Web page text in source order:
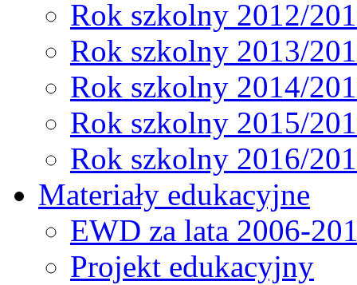
Rok szkolny 2012/
Rok szkolny 2013/
Rok szkolny 2014/
Rok szkolny 2015/
Rok szkolny 2016/
Materiały edukacyjne
EWD za lata 2006-
Projekt edukacyjny